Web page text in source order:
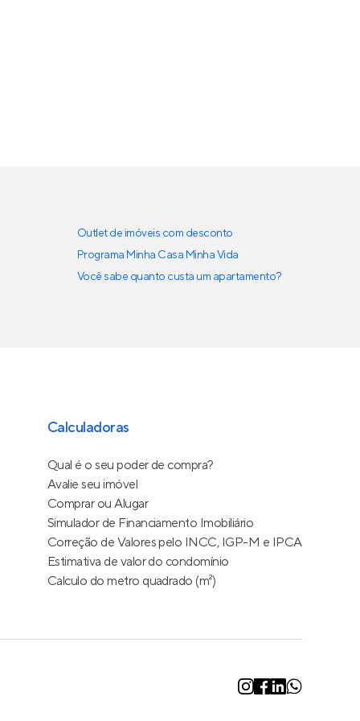
Outlet de imóveis com desconto
Programa Minha Casa Minha Vida
Você sabe quanto custa um apartamento?
Calculadoras
Qual é o seu poder de compra?
Avalie seu imóvel
Comprar ou Alugar
Simulador de Financiamento Imobiliário
Correção de Valores pelo INCC, IGP-M e IPCA
Estimativa de valor do condomínio
Calculo do metro quadrado (m²)